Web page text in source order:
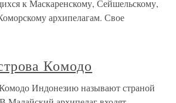
к Маскаренскому, Сейшельскому,
архипелагам. Свое
Комодо
Индонезию называют страной